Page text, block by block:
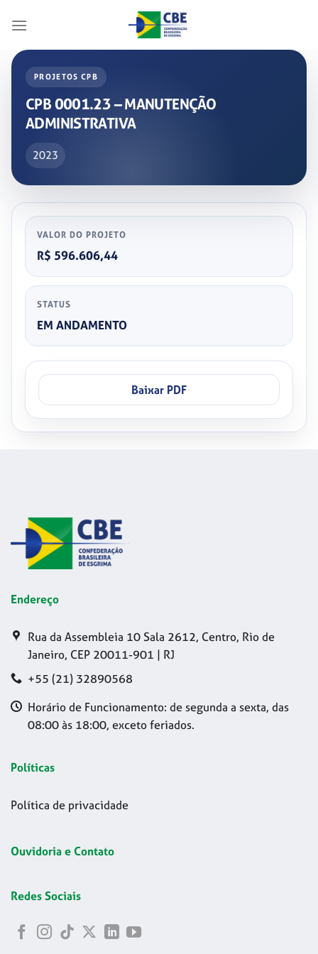
PROJETOS CPB
CPB 0001.23 – MANUTENÇÃO
ADMINISTRATIVA
2023
VALOR DO PROJETO
R$ 596.606,44
STATUS
EM ANDAMENTO
Baixar PDF
Endereço
Rua da Assembleia 10 Sala 2612, Centro, Rio de
Janeiro, CEP 20011-901 | RJ
+55 (21) 32890568
Horário de Funcionamento: de segunda a sexta, das
08:00 às 18:00, exceto feriados.
Políticas
Política de privacidade
Ouvidoria e Contato
Redes Sociais